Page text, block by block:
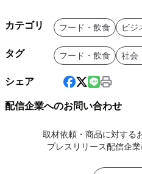
カテゴリ フード・飲食 ビジ
タグ フード・飲食 社会
シェア
配信企業へのお問い合わせ
取材依頼・商品に対する
プレスリリース配信企業